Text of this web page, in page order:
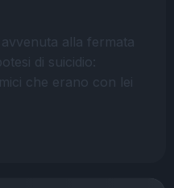
alla fermata
di suicidio:
che erano con lei